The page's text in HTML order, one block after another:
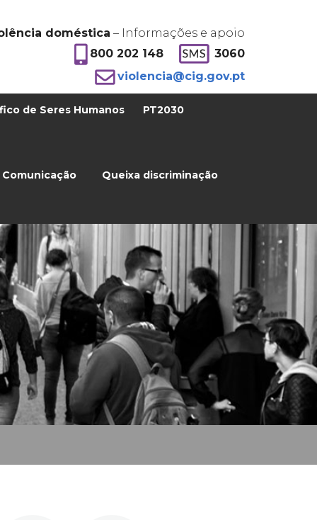
doméstica – Informações e apoio
800 202 148
3060
violencia@cig.gov.pt
de Seres Humanos PT2030
Comunicação Queixa discriminação